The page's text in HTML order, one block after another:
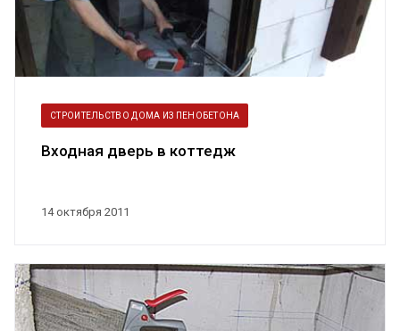
14 октября 2011
СТРОИТЕЛЬСТВО ДОМА ИЗ ПЕНОБЕТОНА
Входная дверь в коттедж